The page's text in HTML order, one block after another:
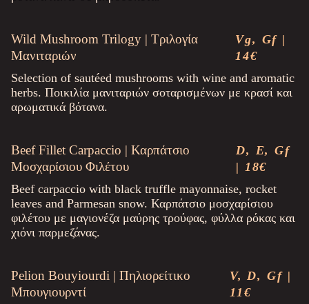
Wild Mushroom Trilogy | Τριλογία
Μανιταριών
Vg, Gf |
14€
Selection of sautéed mushrooms with wine and aromatic
herbs. Ποικιλία μανιταριών σοταρισμένων με κρασί και
αρωματικά βότανα.
Beef Fillet Carpaccio | Καρπάτσιο
Μοσχαρίσιου Φιλέτου
D, E, Gf
| 18€
Beef carpaccio with black truffle mayonnaise, rocket
leaves and Parmesan snow. Καρπάτσιο μοσχαρίσιου
φιλέτου με μαγιονέζα μαύρης τρούφας, φύλλα ρόκας και
χιόνι παρμεζάνας.
Pelion Bouyiourdi | Πηλιορείτικο
Μπουγιουρντί
V, D, Gf |
11€